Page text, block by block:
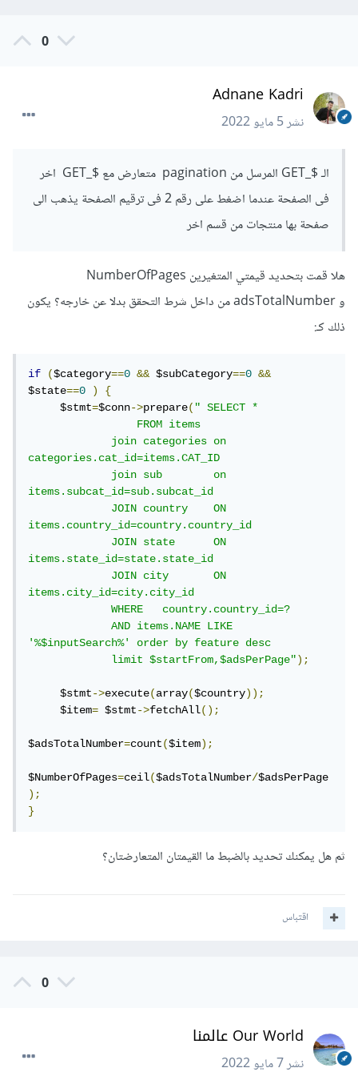
0
Adnane Kadri
نشر5 مايو 2022
الـ $_GET المرسل من pagination متعارض مع $_GET اخر
فى الصفحة عندما اضغط على رقم 2 فى ترقيم الصفحة يذهب الى
صفحة بها منتجات من قسم اخر
هلا قمت بتحديد قيمتي المتغيرين NumberOfPages
و adsTotalNumber من داخل شرط التحقق بدلا عن خارجه؟ يكون
ذلك كـ:
if ($category==0 && $subCategory==0
&&
$state==0 )
{
     $stmt
=$conn->prepare(" SELECT *
                 FROM items
             join categories on
categories.cat_id=items.CAT_ID
             join sub        on
items.subcat_id=sub.subcat_id
             JOIN country    ON
items.country_id=country.country_id
             JOIN state      ON
items.state_id=state.state_id
             JOIN city       ON
items.city_id=city.city_id
             WHERE   country.country_id=?
             AND items.NAME LIKE
'%$inputSearch%' order by feature desc
             limit $startFrom,$adsPerPage"
);
     $stmt
->execute(array($country));
     $item
= $stmt->fetchAll();
$adsTotalNumber=count($item);
$NumberOfPages=ceil($adsTotalNumber/$adsPerPage
);
}
ثم هل يمكنك تحديد بالضبط ما القيمتان المتعارضتان؟
اقتباس
0
Our World عالمنا
نشر7 مايو 2022